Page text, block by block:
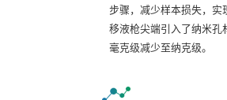
步骤，减少样本损失，实
移液枪尖端引入了纳米孔
毫克级减少至纳克级。